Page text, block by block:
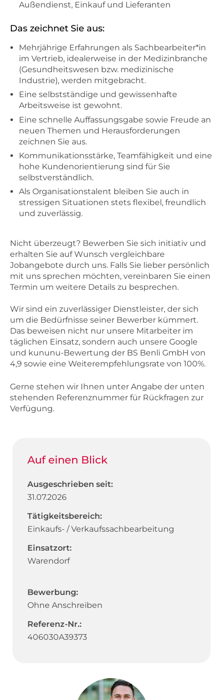
Außendienst, Einkauf und Lieferanten
Das zeichnet Sie aus:
Mehrjährige Erfahrungen als Sachbearbeiter*in
im Vertrieb, idealerweise in der Medizinbranche
(Gesundheitswesen bzw. medizinische
Industrie), werden mitgebracht.
Eine selbstständige und gewissenhafte
Arbeitsweise ist gewohnt.
Eine schnelle Auffassungsgabe sowie Freude an
neuen Themen und Herausforderungen
zeichnen Sie aus.
Kommunikationsstärke, Teamfähigkeit und eine
hohe Kundenorientierung sind für Sie
selbstverständlich.
Als Organisationstalent bleiben Sie auch in
stressigen Situationen stets flexibel, freundlich
und zuverlässig.
Nicht überzeugt? Bewerben Sie sich initiativ und
erhalten Sie auf Wunsch vergleichbare
Jobangebote durch uns. Falls Sie lieber persönlich
mit uns sprechen möchten, vereinbaren Sie einen
Termin um weitere Details zu besprechen.
Wir sind ein zuverlässiger Dienstleister, der sich
um die Bedürfnisse seiner Bewerber kümmert.
Das beweisen nicht nur unsere Mitarbeiter im
täglichen Einsatz, sondern auch unsere Google
und kununu-Bewertung der BS Benli GmbH von
4,9 sowie eine Weiterempfehlungsrate von 100%.
Gerne stehen wir Ihnen unter Angabe der unten
stehenden Referenznummer für Rückfragen zur
Verfügung.
Auf einen Blick
Ausgeschrieben seit:
31.07.2026
Tätigkeitsbereich:
Einkaufs- / Verkaufssachbearbeitung
Einsatzort:
Warendorf
Bewerbung:
Ohne Anschreiben
Referenz-Nr.:
406030A39373